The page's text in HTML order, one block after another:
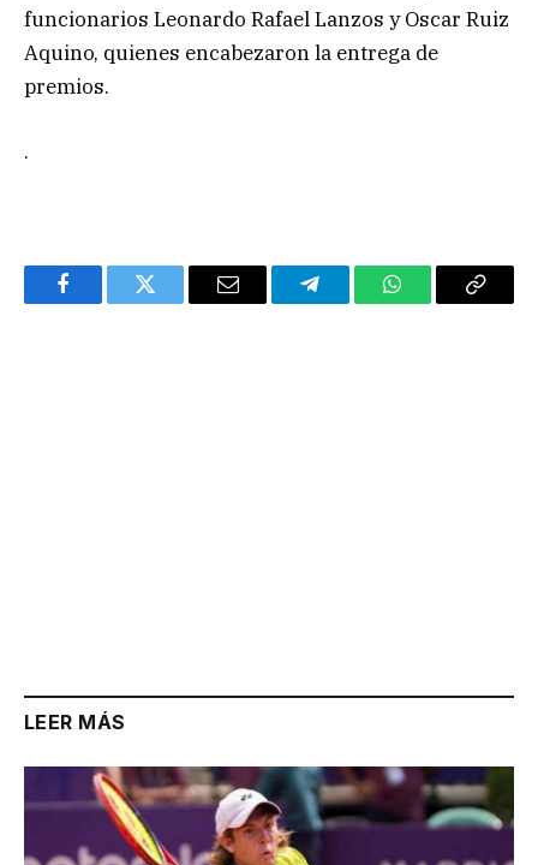
funcionarios Leonardo Rafael Lanzos y Oscar Ruiz
Aquino, quienes encabezaron la entrega de
premios.
.
FacebookTwitter Email TelegramWhatsAppCopy
LEER MÁS